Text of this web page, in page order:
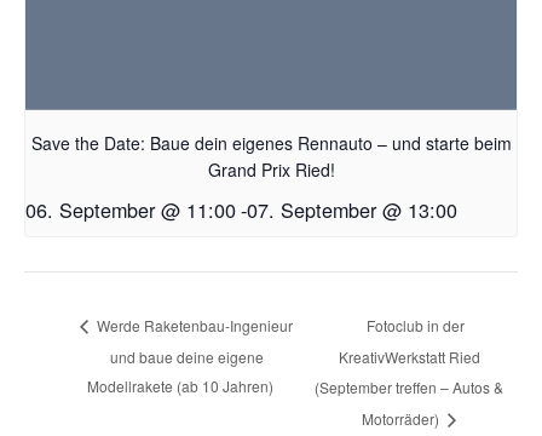
Save the Date: Baue dein eigenes Rennauto – und starte beim
Grand Prix Ried!
06. September @ 11:00-07. September @ 13:00
Werde Raketenbau-Ingenieur
und baue deine eigene
Modellrakete (ab 10 Jahren)
Fotoclub in der
KreativWerkstatt Ried
(September treffen – Autos &
Motorräder)